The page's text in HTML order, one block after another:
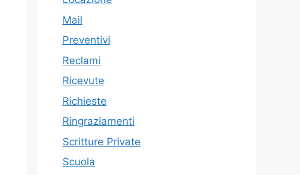
Mail
Preventivi
Reclami
Ricevute
Richieste
Ringraziamenti
Scritture Private
Scuola